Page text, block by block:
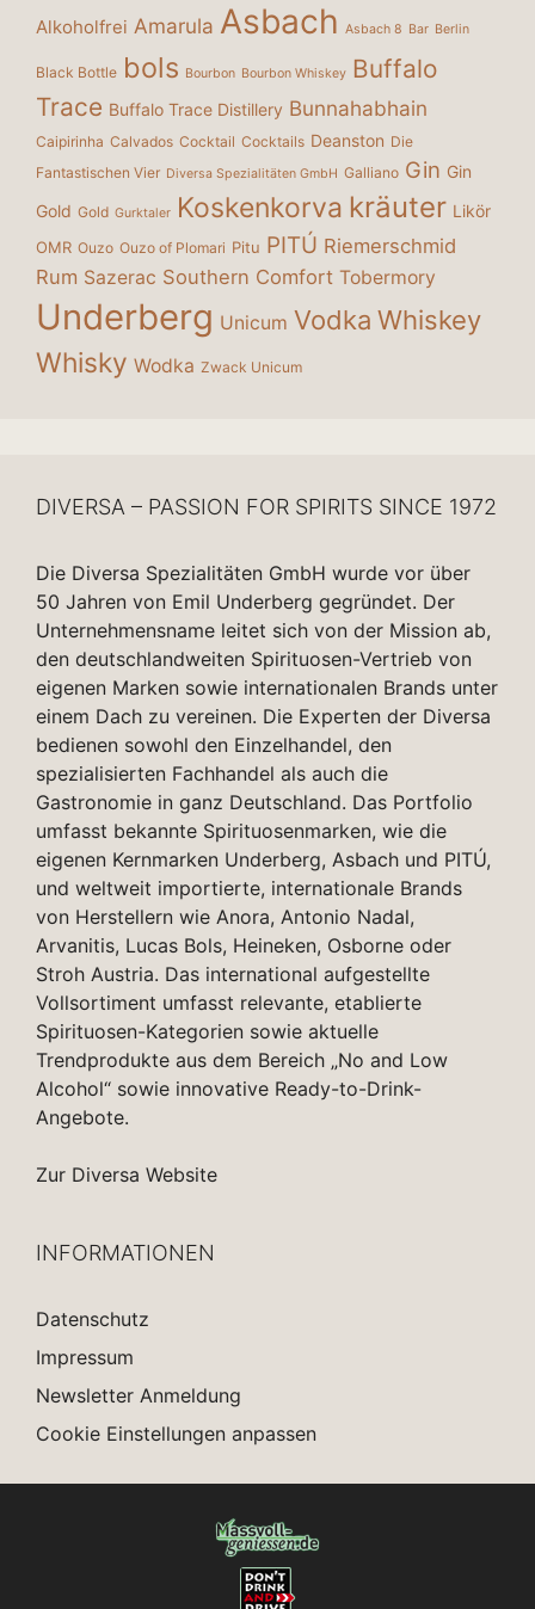
Alkoholfrei Amarula Asbach Asbach 8 Bar Berlin
Black Bottle bols Bourbon Bourbon Whiskey Buffalo
Trace Buffalo Trace Distillery Bunnahabhain
Caipirinha Calvados Cocktail Cocktails Deanston Die
Fantastischen Vier Diversa Spezialitäten GmbH Galliano Gin Gin
Gold Gold Gurktaler Koskenkorva kräuter Likör
OMR Ouzo Ouzo of Plomari Pitu PITÚ Riemerschmid
Rum Sazerac Southern Comfort Tobermory
Underberg Unicum Vodka Whiskey
Whisky Wodka Zwack Unicum
DIVERSA – PASSION FOR SPIRITS SINCE 1972
Die Diversa Spezialitäten GmbH wurde vor über
50 Jahren von Emil Underberg gegründet. Der
Unternehmensname leitet sich von der Mission ab,
den deutschlandweiten Spirituosen-Vertrieb von
eigenen Marken sowie internationalen Brands unter
einem Dach zu vereinen. Die Experten der Diversa
bedienen sowohl den Einzelhandel, den
spezialisierten Fachhandel als auch die
Gastronomie in ganz Deutschland. Das Portfolio
umfasst bekannte Spirituosenmarken, wie die
eigenen Kernmarken Underberg, Asbach und PITÚ,
und weltweit importierte, internationale Brands
von Herstellern wie Anora, Antonio Nadal,
Arvanitis, Lucas Bols, Heineken, Osborne oder
Stroh Austria. Das international aufgestellte
Vollsortiment umfasst relevante, etablierte
Spirituosen-Kategorien sowie aktuelle
Trendprodukte aus dem Bereich „No and Low
Alcohol“ sowie innovative Ready-to-Drink-
Angebote.
Zur Diversa Website
INFORMATIONEN
Datenschutz
Impressum
Newsletter Anmeldung
Cookie Einstellungen anpassen